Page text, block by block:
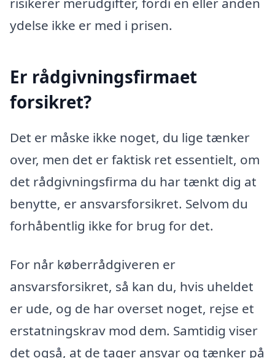
ydelse ikke er med i prisen.
Er rådgivningsfirmaet
forsikret?
Det er måske ikke noget, du lige tænker
over, men det er faktisk ret essentielt, om
det rådgivningsfirma du har tænkt dig at
benytte, er ansvarsforsikret. Selvom du
forhåbentlig ikke for brug for det.
For når køberrådgiveren er
ansvarsforsikret, så kan du, hvis uheldet
er ude, og de har overset noget, rejse et
erstatningskrav mod dem. Samtidig viser
det også, at de tager ansvar og tænker på